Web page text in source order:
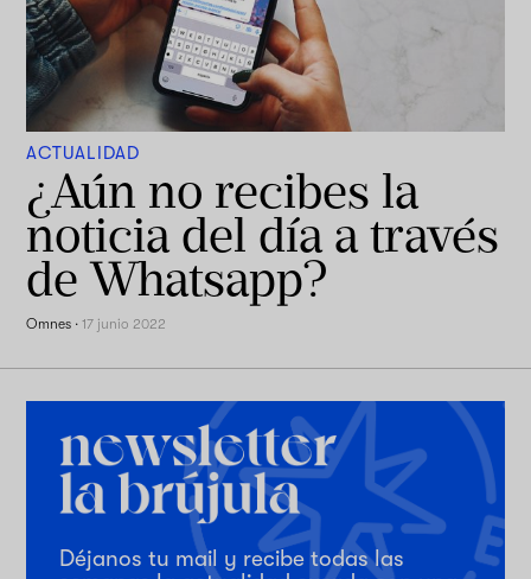
ACTUALIDAD
¿Aún no recibes la
noticia del día a través
de Whatsapp?
Omnes ·17 junio 2022
Déjanos tu mail y recibe todas las